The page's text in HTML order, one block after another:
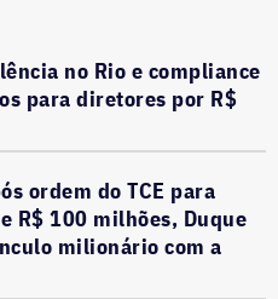
no Rio e compliance
para diretores por R$
ordem do TCE para
R$ 100 milhões, Duque
milionário com a